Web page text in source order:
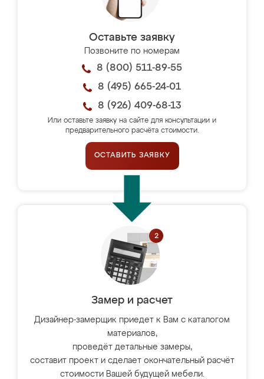
Оставьте заявку
Позвоните по номерам
8 (800) 511-89-55
8 (495) 665-24-01
8 (926) 409-68-13
Или оставьте заявку на сайте для консультации и
предварительного расчёта стоимости.
ОСТАВИТЬ ЗАЯВКУ
Замер и расчет
Дизайнер-замерщик приедет к Вам с каталогом
материалов,
проведёт детальные замеры,
составит проект и сделает окончательный расчёт
стоимости Вашей будущей мебели.